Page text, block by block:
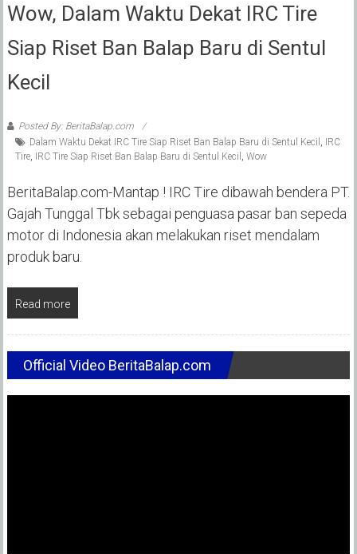
Wow, Dalam Waktu Dekat IRC Tire
Siap Riset Ban Balap Baru di Sentul
Kecil
Posted By: BeritaBalap.com
Dalam Waktu Dekat IRC Tire Siap Riset Ban Balap Baru di Sentul Kecil , IRC
Tire, IRC Tire Siap Riset Ban Balap Baru di Sentul Kecil , Wow
BeritaBalap.com-Mantap ! IRC Tire dibawah bendera PT.
Gajah Tunggal Tbk sebagai penguasa pasar ban sepeda
motor di Indonesia akan melakukan riset mendalam
produk baru.
Read more
Official Video BeritaBalap.com